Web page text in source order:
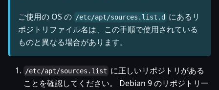
ご使用の OS の /etc/apt/sources.list.d
にあるリ
ポジトリファイル名は、この手順で使用されている
ものと異なる場合があります。
/etc/apt/sources.list に正しいリポジトリがある
ことを確認してください。 Debian 9 のリポジトリ一